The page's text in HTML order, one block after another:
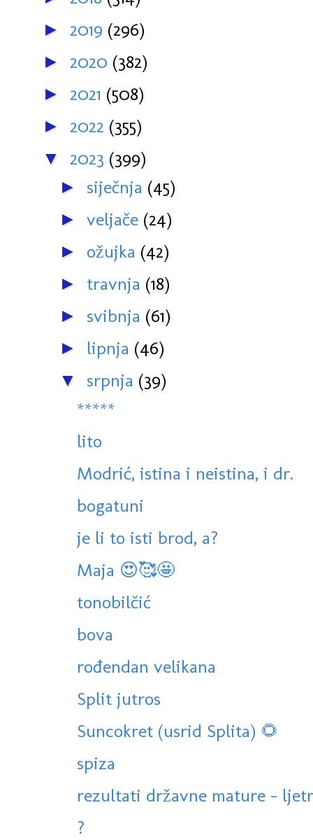
► 2019 (296)
► 2020 (382)
► 2021 (508)
► 2022 (355)
▼ 2023 (399)
► siječnja (45)
► veljače (24)
► ožujka (42)
► travnja (18)
► svibnja (61)
► lipnja (46)
▼ srpnja (39)
*****
lito
Modrić, istina i neistina, i dr.
bogatuni
je li to isti brod, a?
Maja 😍🥰🤩
tonobilčić
bova
rođendan velikana
Split jutros
Suncokret (usrid Splita) 🌻
spiza
rezultati državne mature -
?